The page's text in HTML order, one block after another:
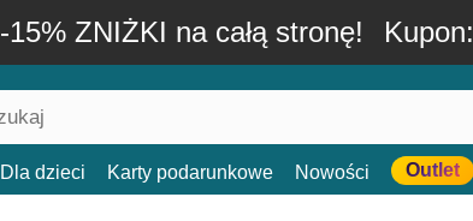
-15% ZNIŻKI na całą stronę! Kupon:
Dla dzieci Karty podarunkowe Nowości Outlet